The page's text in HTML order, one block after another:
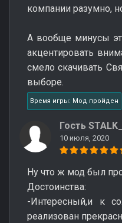
компании разумно,
А вообще минусы
акцентировать
смело скачивать
выборе.
Время игры: Мод пройден
Гость
10 июля, 2020
Ну что ж мод был
Достоинства:
-Интересный,и к
реализован